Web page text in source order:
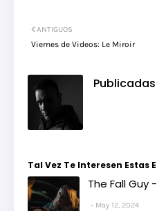
ANTIGUOS
Viernes de Videos: Le Miroir
Tal Vez Te Interesen Estas
The Fall Guy
May 12, 2024